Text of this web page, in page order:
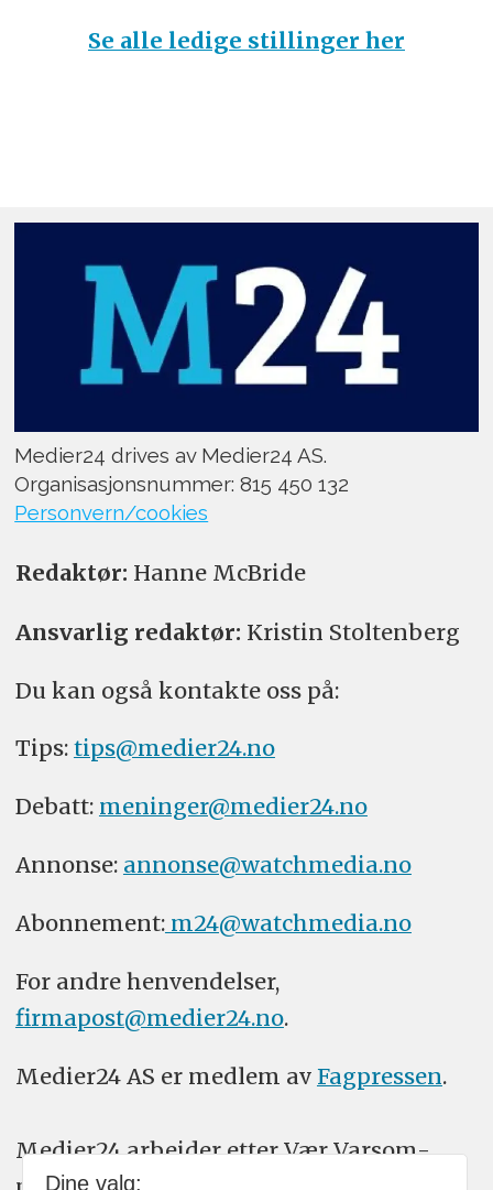
Se alle ledige stillinger her
Medier24 drives av Medier24 AS.
Organisasjonsnummer: 815 450 132
Personvern/cookies
Redaktør: Hanne McBride
Ansvarlig redaktør: Kristin Stoltenberg
Du kan også kontakte oss på:
Tips: tips@medier24.no
Debatt: meninger@medier24.no
Annonse: annonse@watchmedia.no
Abonnement:m24@watchmedia.no
For andre henvendelser,
firmapost@medier24.no.
Medier24 AS er medlem av Fagpressen.
Medier24 arbeider etter Vær Varsom-
Dine valg: